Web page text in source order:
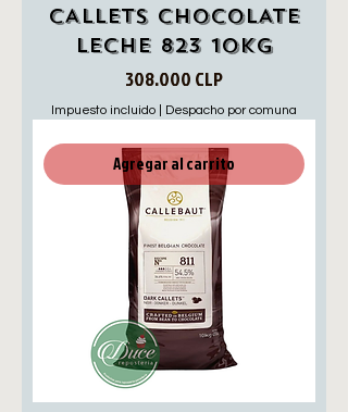
CALLETS CHOCOLATE
LECHE 823 10KG
Precio
308.000 CLP
Impuesto incluido Despacho por comuna
Agregar al carrito